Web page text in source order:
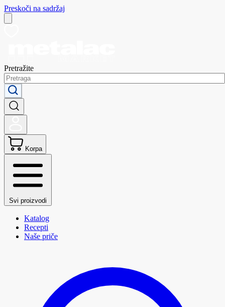
Preskoči na sadržaj
Pretražite
Korpa
Svi proizvodi
Katalog
Recepti
Naše priče